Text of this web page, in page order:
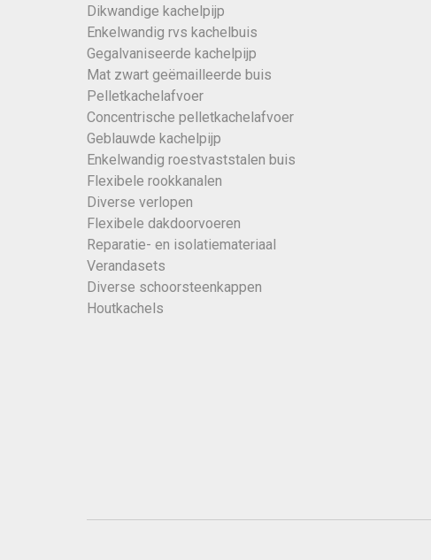
Dikwandige kachelpijp
Enkelwandig rvs kachelbuis
Gegalvaniseerde kachelpijp
Mat zwart geëmailleerde buis
Pelletkachelafvoer
Concentrische pelletkachelafvoer
Geblauwde kachelpijp
Enkelwandig roestvaststalen buis
Flexibele rookkanalen
Diverse verlopen
Flexibele dakdoorvoeren
Reparatie- en isolatiemateriaal
Verandasets
Diverse schoorsteenkappen
Houtkachels